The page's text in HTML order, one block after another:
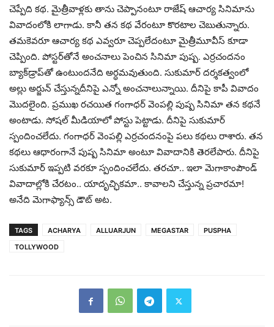
చెప్పేది క‌థ‌. మైత్రీవాళ్ల‌కు తాను చెప్పానంటూ రాజేష్ ఆచార్య సినిమాను
వివాదంలోకి లాగాడు. కానీ త‌న క‌థ వేరంటూ కొర‌టాల చెబుతున్నారు.
త‌మ‌కెవ‌రూ ఆచార్య క‌థ ఎవ్వ‌రూ చెప్ప‌లేదంటూ మైత్రీమూవీస్ కూడా
చెప్పింది. పోస్ట‌ర్‌తోనే అంచ‌నాలు పెంచిన సినిమా పుష్ప‌. ఎర్ర‌చంద‌నం
బ్యాక్‌డ్రాప్‌తో ఉంటుంద‌నేది అర్ధ‌మ‌వుతుంది. సుకుమార్ ద‌ర్శ‌క‌త్వంలో
అల్లు అర్జున్ చేస్తున్న‌దీనిపై ఎన్నో అంచ‌నాలున్నాయి. దీనిపై కాపీ వివాదం
మొద‌లైంది. ప్ర‌ముఖ ర‌చ‌యిత‌ గంగాధ‌ర్ వెంప‌ల్లి పుష్ప సినిమా త‌న క‌థ‌నే
అంటాడు. సోష‌ల్ మీడియాలో పోస్టు పెట్టాడు. దీనిపై సుకుమార్
స్పందించ‌లేదు. గంగాధ‌ర్ వెంప‌ల్లి ఎర్ర‌చంద‌నంపై ప‌లు క‌థ‌లు రాశారు. త‌న
క‌థ‌లు ఆధారంగానే పుష్ప సినిమా అంటూ వివాదానికి తెర‌లేపారు. దీనిపై
సుకుమార్‌ ఇప్ప‌టి వ‌ర‌కూ స్పందించ‌లేదు. త‌ర‌చూ.. ఇలా మెగాకాంపౌండ్
వివాదాల్లోకి చేర‌టం.. యాదృచ్ఛిక‌మా.. కావాల‌ని చేస్తున్న ప్ర‌చార‌మా!
అనేది మెగాఫ్యాన్స్ డౌట్ అట‌.
TAGS ACHARYA ALLUARJUN MEGASTAR
PUSPHA
TOLLYWOOD